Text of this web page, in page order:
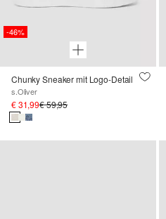
-46%
Chunky Sneaker mit Logo-Detail
s.Oliver
€ 31,99€ 59,95